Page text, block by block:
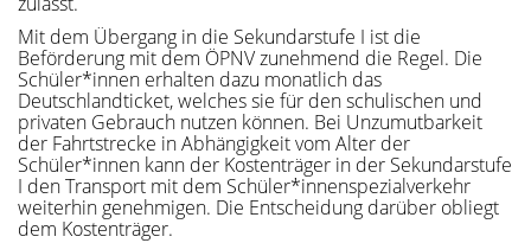
Mit dem Übergang in die Sekundarstufe I ist die
Beförderung mit dem ÖPNV zunehmend die Regel. Die
Schüler*innen erhalten dazu monatlich das
Deutschlandticket, welches sie für den schulischen und
privaten Gebrauch nutzen können. Bei Unzumutbarkeit
der Fahrtstrecke in Abhängigkeit vom Alter der
Schüler*innen kann der Kostenträger in der Sekundarstufe
I den Transport mit dem Schüler*innenspezialverkehr
weiterhin genehmigen. Die Entscheidung darüber obliegt
dem Kostenträger.